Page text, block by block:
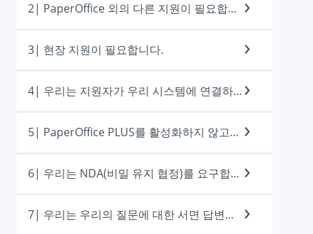
2| PaperOffice 외의 다른 지원이 필요합니다
3| 현장 지원이 필요합니다.
4| 우리는 지원자가 우리 시스템에 연결하지 않기를 원합니다.
5| PaperOffice PLUS를 활성화하지 않고도 개인 지원을 받고 싶습니다.
6| 우리는 NDA(비밀 유지 협정)를 요구합니다.
7| 우리는 우리의 질문에 대한 서면 답변이 필요합니다.